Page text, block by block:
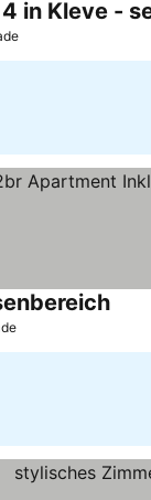
in Kleve -
Ver